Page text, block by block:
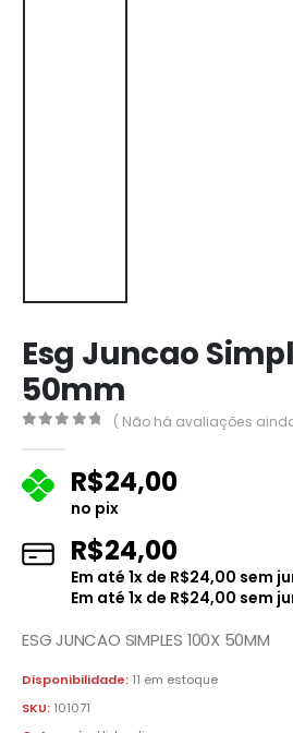
Esg Juncao
50mm
( Não há avaliações
R$24,00
no pix
R$24,00
Em até 1x de R$24,00 sem
Em até 1x de R$24,00 sem
ESG JUNCAO SIMPLES 100X 50MM
Disponibilidade: 11 em estoque
SKU: 101071